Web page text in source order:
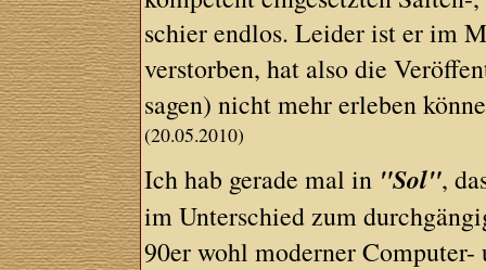
schier endlos. Leider ist er im
verstorben, hat also die
sagen) nicht mehr erleben
(20.05.2010)
Ich hab gerade mal in "Sol",
im Unterschied zum
90er wohl moderner